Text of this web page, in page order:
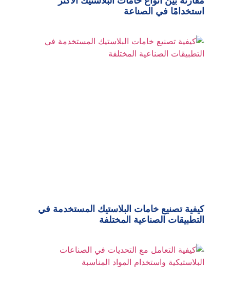
استخدامًا في الصناعة
كيفية تصنيع خامات البلاستيك المستخدمة في
التطبيقات الصناعية المختلفة